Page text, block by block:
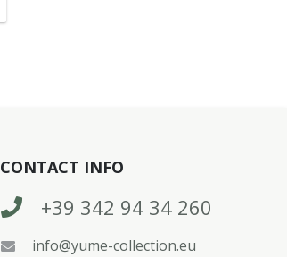
CONTACT INFO
+39 342 94 34 260
info@yume-collection.eu